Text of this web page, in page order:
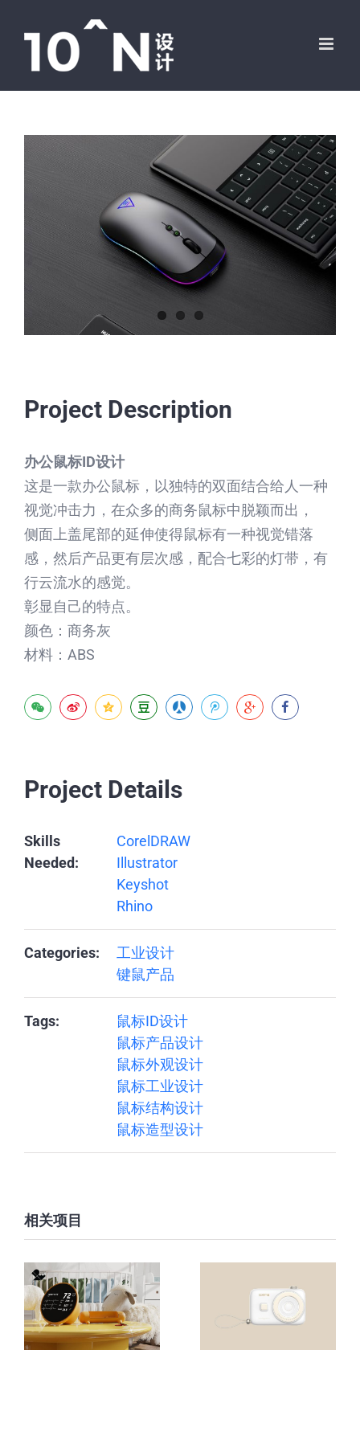
View
Larger
Image
Project Description
办公鼠标ID设计
这是一款办公鼠标，以独特的双面结合给人一种
视觉冲击力，在众多的商务鼠标中脱颖而出，
侧面上盖尾部的延伸使得鼠标有一种视觉错落
感，然后产品更有层次感，配合七彩的灯带，有
行云流水的感觉。
彰显自己的特点。
颜色：商务灰
材料：ABS
Project Details
Skills
Needed:
CorelDRAW
Illustrator
Keyshot
Rhino
Categories:
工业设计
键鼠产品
Tags:
鼠标ID设计
鼠标产品设计
鼠标外观设计
鼠标工业设计
鼠标结构设计
鼠标造型设计
相关项目